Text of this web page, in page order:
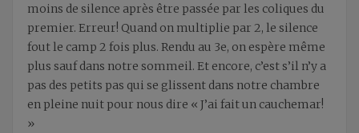
moins de silence après être passée par les coliques du
premier. Erreur! Quand on multiplie par 2, le silence
fout le camp 2 fois plus. Rendu au 3e, on espère même
plus sauf dans notre sommeil. Et encore, c’est s’il n’y a
pas des petits pas qui se glissent dans notre chambre
en pleine nuit pour nous dire « J’ai fait un cauchemar!
»